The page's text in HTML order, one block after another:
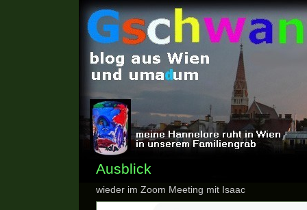
Ausblick
wieder im Zoom Meeting mit Isaac